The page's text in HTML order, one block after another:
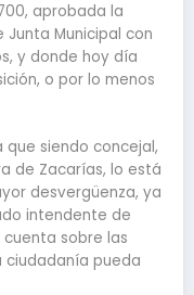
aprobada la
Municipal con
y donde hoy día
o por lo menos
siendo concejal,
de Zacarías, lo está
desvergüenza, ya
intendente de
sobre las
ciudadanía pueda